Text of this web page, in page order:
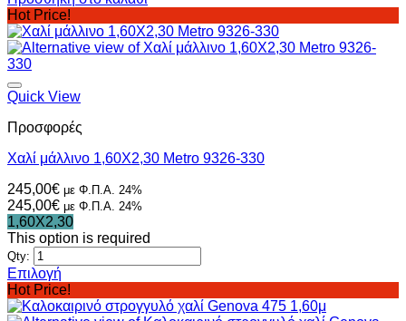
του
προϊόντος
was:
380,00€. είναι:
169,00€.
Hot Price!
Quick View
Προσφορές
Χαλί μάλλινο 1,60Χ2,30 Metro 9326-330
245,00€ με Φ.Π.Α. 24%
245,00€ με Φ.Π.Α. 24%
1,60X2,30
This option is required
Qty:
Επιλογή
Αυτό
το
Hot Price!